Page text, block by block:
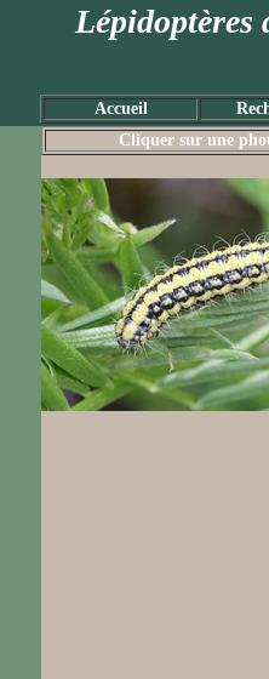
Lépidoptères
Accueil
Cliquer sur une